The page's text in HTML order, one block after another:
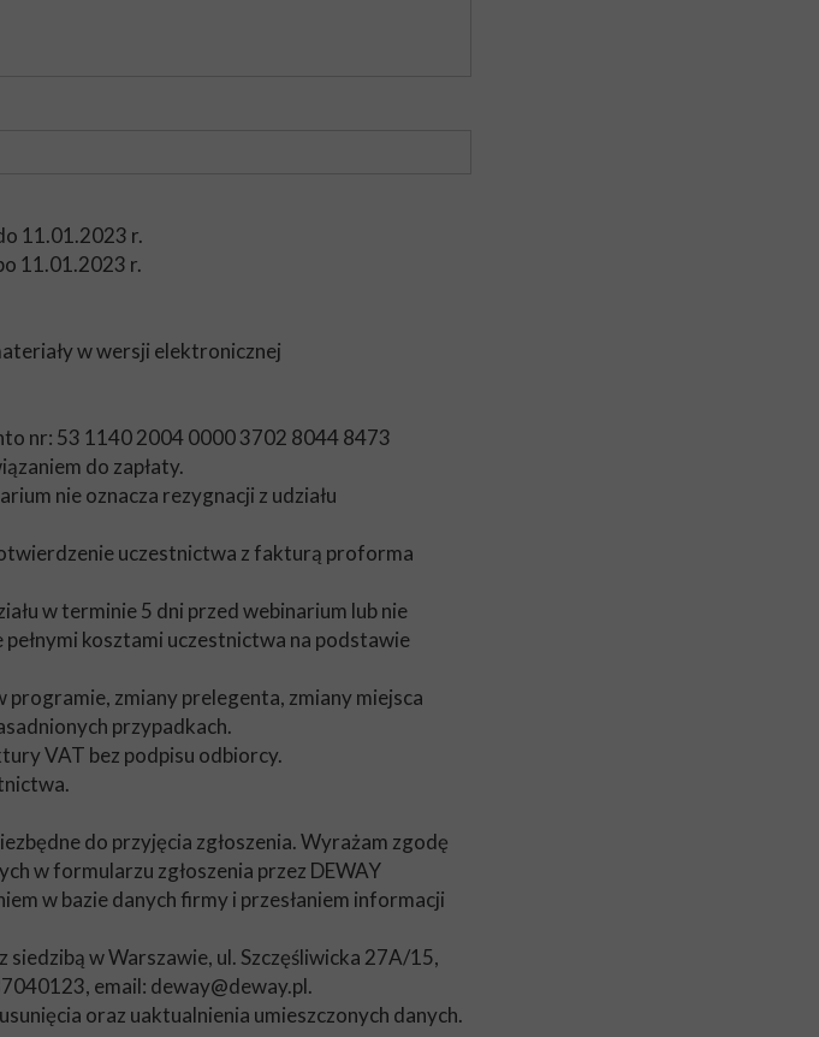
11.01.2023 r.
11.01.2023 r.
w wersji elektronicznej
nr: 53 1140 2004 0000 3702 8044 8473
do zapłaty.
nie oznacza rezygnacji z udziału
uczestnictwa z fakturą proforma
w terminie 5 dni przed webinarium lub nie
kosztami uczestnictwa na podstawie
programie, zmiany prelegenta, zmiany miejsca
przypadkach.
VAT bez podpisu odbiorcy.
do przyjęcia zgłoszenia. Wyrażam zgodę
w formularzu zgłoszenia przez DEWAY
w bazie danych firmy i przesłaniem informacji
w Warszawie, ul. Szczęśliwicka 27A/15,
email: deway@deway.pl.
oraz uaktualnienia umieszczonych danych.